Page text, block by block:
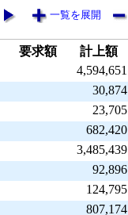
一覧を展開
要求額
計上額
4,594,651
30,874
23,705
682,420
3,485,439
92,896
124,795
807,174